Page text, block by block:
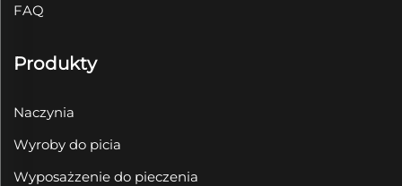
FAQ
Produkty
Naczynia
Wyroby do picia
Wyposażzenie do pieczenia